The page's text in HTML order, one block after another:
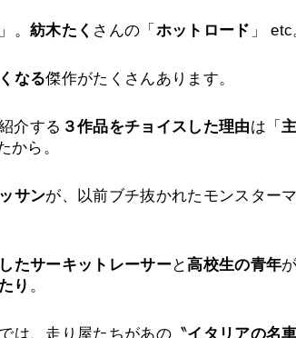
」。 紡木たく さんの「 ホットロード 」 etc
なる傑作がたくさんあります。
介する ３作品をチョイスした理由は「
から。
サンが、以前ブチ抜かれたモンスター
たサーキットレーサーと高校生の青年
り 。
では、走り屋たちがあの〝イタリアの名車